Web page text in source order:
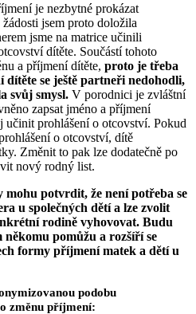
je nezbytné prokázat
jsem proto doložila
jsme na matrice učinili
dítěte. Součástí tohoto
a příjmení dítěte, proto je třeba
dítěte se ještě partneři nedohodli,
svůj smysl. V porodnici je zvláštní
zapsat jméno a příjmení
učinit prohlášení o otcovství. Pokud
o otcovství, dítě
Změnit to pak lze dodatečně po
nový rodný list.
mohu potvrdit, že není potřeba se
u společných dětí a lze zvolit
rodině vyhovovat. Budu
pomůžu a rozšíří se
formy příjmení matek a dětí u
podobu
změnu příjmení: